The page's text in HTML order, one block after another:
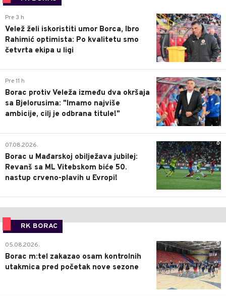
0
Pre 3 h
Velež želi iskoristiti umor Borca, Ibro
Rahimić optimista: Po kvalitetu smo
četvrta ekipa u ligi
0
Pre 11 h
Borac protiv Veleža između dva okršaja
sa Bjelorusima: "Imamo najviše
ambicije, cilj je odbrana titule!"
0
07.08.2026.
Borac u Mađarskoj obilježava jubilej:
Revanš sa ML Vitebskom biće 50.
nastup crveno-plavih u Evropi!
RK BORAC
0
05.08.2026.
Borac m:tel zakazao osam kontrolnih
utakmica pred početak nove sezone